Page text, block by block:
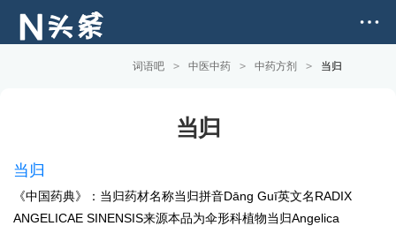
词语吧 > 中医中药 > 中药方剂 > 当归
当归
当归
《中国药典》：当归药材名称当归拼音Dānɡ Guī英文名RADIX
ANGELICAE SINENSIS来源本品为伞形科植物当归Angelica